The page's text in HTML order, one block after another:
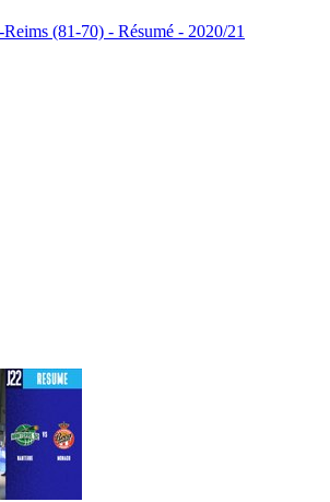
(81-70) - Résumé - 2020/21